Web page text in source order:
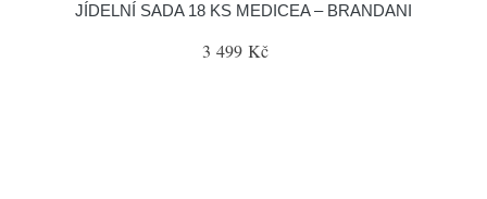
JÍDELNÍ SADA 18 KS MEDICEA – BRANDANI
3 499 Kč